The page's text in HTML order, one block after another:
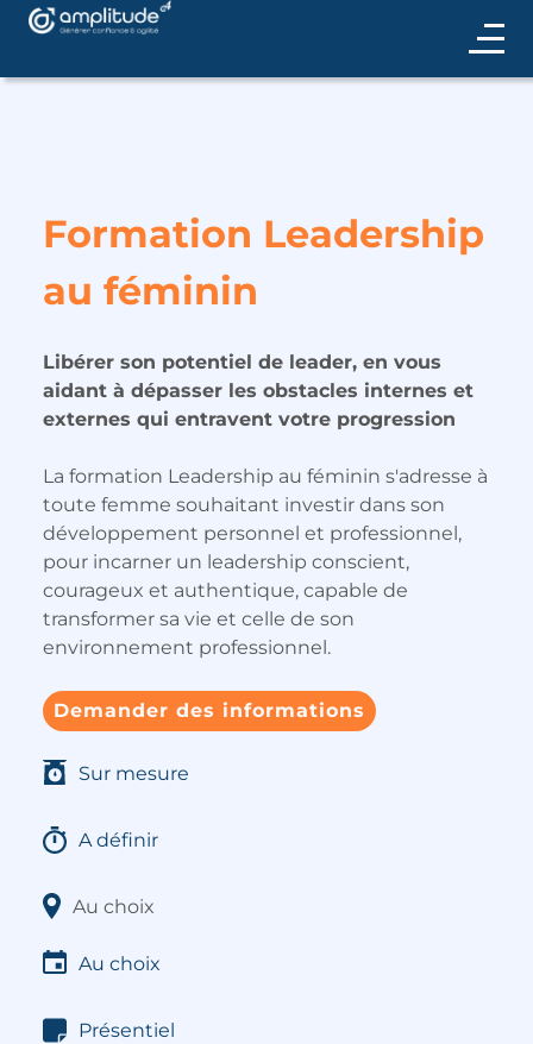
Formation Leadership
au féminin
Libérer son potentiel de leader, en vous
aidant à dépasser les obstacles internes et
externes qui entravent votre progression
La formation Leadership au féminin s'adresse à
toute femme souhaitant investir dans son
développement personnel et professionnel,
pour incarner un leadership conscient,
courageux et authentique, capable de
transformer sa vie et celle de son
environnement professionnel.
Demander des informations
Sur mesure
A définir
Au choix
Au choix
Présentiel